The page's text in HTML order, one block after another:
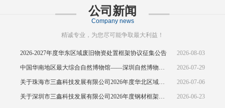
公司新闻
Company news
精诚专业，为您尽可能争取最大利益！
2026-2027年度华东区域废旧物资处置框架协议征集公告 2026-08-03
2026-07-29
2026-07-06
2026-06-23